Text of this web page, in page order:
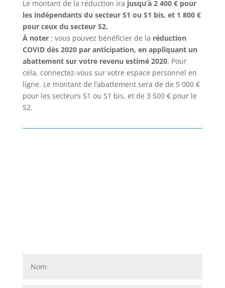
Le montant de la réduction ira jusqu’à 2 400 € pour
les indépendants du secteur S1 ou S1 bis, et 1 800 €
pour ceux du secteur S2.
À noter: vous pouvez bénéficier de la réduction
COVID dès 2020 par anticipation, en appliquant un
abattement sur votre revenu estimé 2020. Pour
cela, connectez-vous sur votre espace personnel en
ligne. Le montant de l’abattement sera de de 5 000 €
pour les secteurs S1 ou S1 bis, et de 3 500 € pour le
S2.